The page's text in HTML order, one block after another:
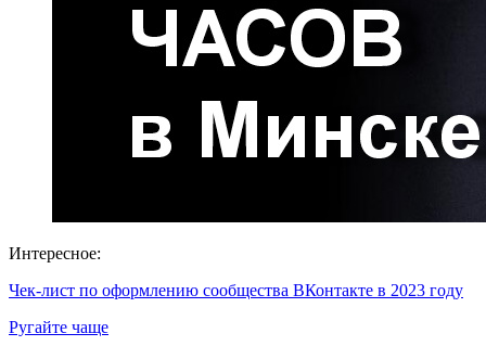
Интересное:
Чек-лист по оформлению сообщества ВКонтакте в 2023 году
Ругайте чаще